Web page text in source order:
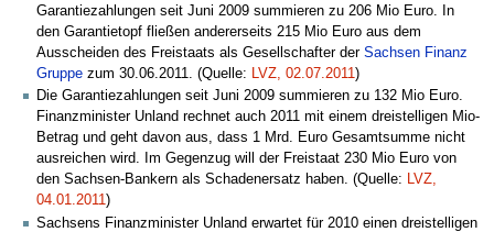
Garantiezahlungen seit Juni 2009 summieren zu 206 Mio Euro. In
den Garantietopf fließen andererseits 215 Mio Euro aus dem
Ausscheiden des Freistaats als Gesellschafter der Sachsen Finanz
Gruppe zum 30.06.2011. (Quelle: LVZ, 02.07.2011)
Die Garantiezahlungen seit Juni 2009 summieren zu 132 Mio Euro.
Finanzminister Unland rechnet auch 2011 mit einem dreistelligen Mio-
Betrag und geht davon aus, dass 1 Mrd. Euro Gesamtsumme nicht
ausreichen wird. Im Gegenzug will der Freistaat 230 Mio Euro von
den Sachsen-Bankern als Schadenersatz haben. (Quelle: LVZ,
04.01.2011)
Sachsens Finanzminister Unland erwartet für 2010 einen dreistelligen